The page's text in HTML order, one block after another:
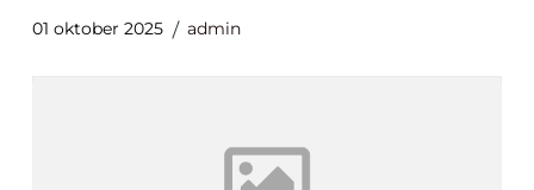
01 oktober 2025 admin